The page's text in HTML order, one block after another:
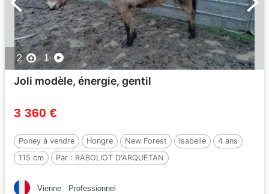
2 1
Joli modèle, énergie, gentil
3 360 €
Poney à vendre Hongre New Forest Isabelle
4 ans
115 cm
Par : RABOLIOT D'ARQUETAN
Vienne Professionnel